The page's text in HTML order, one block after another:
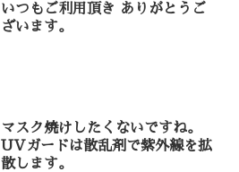
いつもご利用頂き ありがとうご
ざいます。
マスク焼けしたくないですね。
UVガードは散乱剤で紫外線を拡
散します。